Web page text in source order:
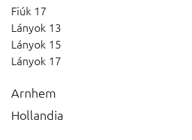
Fiúk 17
Lányok 13
Lányok 15
Lányok 17
Arnhem
Hollandia